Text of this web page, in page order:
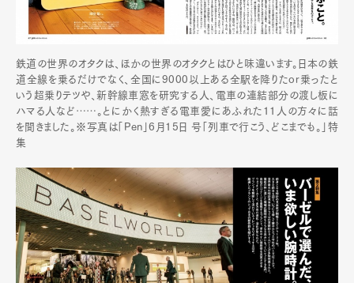
鉄道の世界のオタクは、ほかの世界のオタクとはひと味違います。日本の鉄
道全線を乗るだけでなく、全国に9000以上ある全駅を降りたor乗ったと
いう超乗りテツや、新幹線車窓を研究する人、電車の連結部分の渡し板に
ハマる人など……。とにかく熱すぎる電車愛にあふれた11人の方々に話
を聞きました。※写真は「Pen」6月15日 号「列車で行こう、どこまでも。」特
集